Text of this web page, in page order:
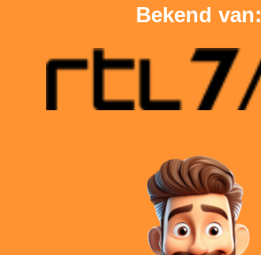
Bekend van: